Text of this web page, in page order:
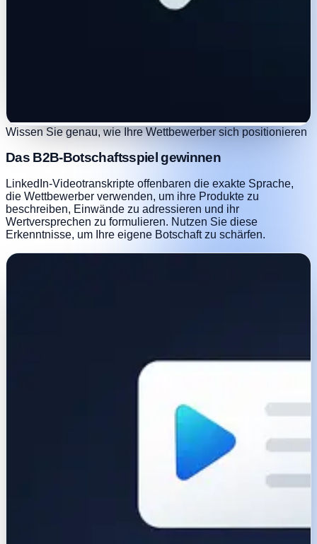
Wissen Sie genau, wie Ihre Wettbewerber sich positionieren
Das B2B-Botschaftsspiel gewinnen
LinkedIn-Videotranskripte offenbaren die exakte Sprache,
die Wettbewerber verwenden, um ihre Produkte zu
beschreiben, Einwände zu adressieren und ihr
Wertversprechen zu formulieren. Nutzen Sie diese
Erkenntnisse, um Ihre eigene Botschaft zu schärfen.